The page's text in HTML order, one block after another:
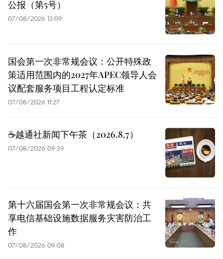
公报（第5号）
07/08/2026 13:09
国会第一次非常规会议：公开特殊政
策适用范围内的2027年APEC领导人会
议配套服务项目工程认定标准
07/08/2026 11:27
☕️越通社新闻下午茶（2026.8.7）
07/08/2026 09:39
第十六届国会第一次非常规会议：共
享电信基础设施数据服务灾害防治工
作
07/08/2026 09:08